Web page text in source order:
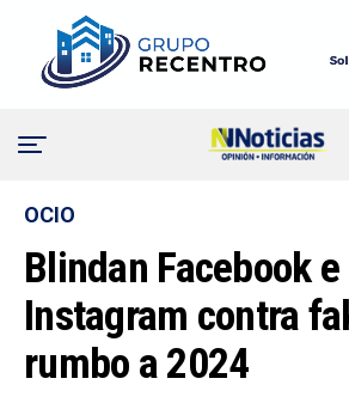
OCIO
Blindan Facebook e
Instagram contra
rumbo a 2024